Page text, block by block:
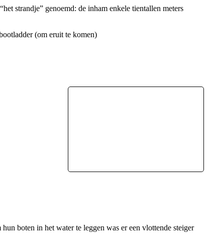
strandje” genoemd: de inham enkele tientallen meters
(om eruit te komen)
boten in het water te leggen was er een vlottende steiger